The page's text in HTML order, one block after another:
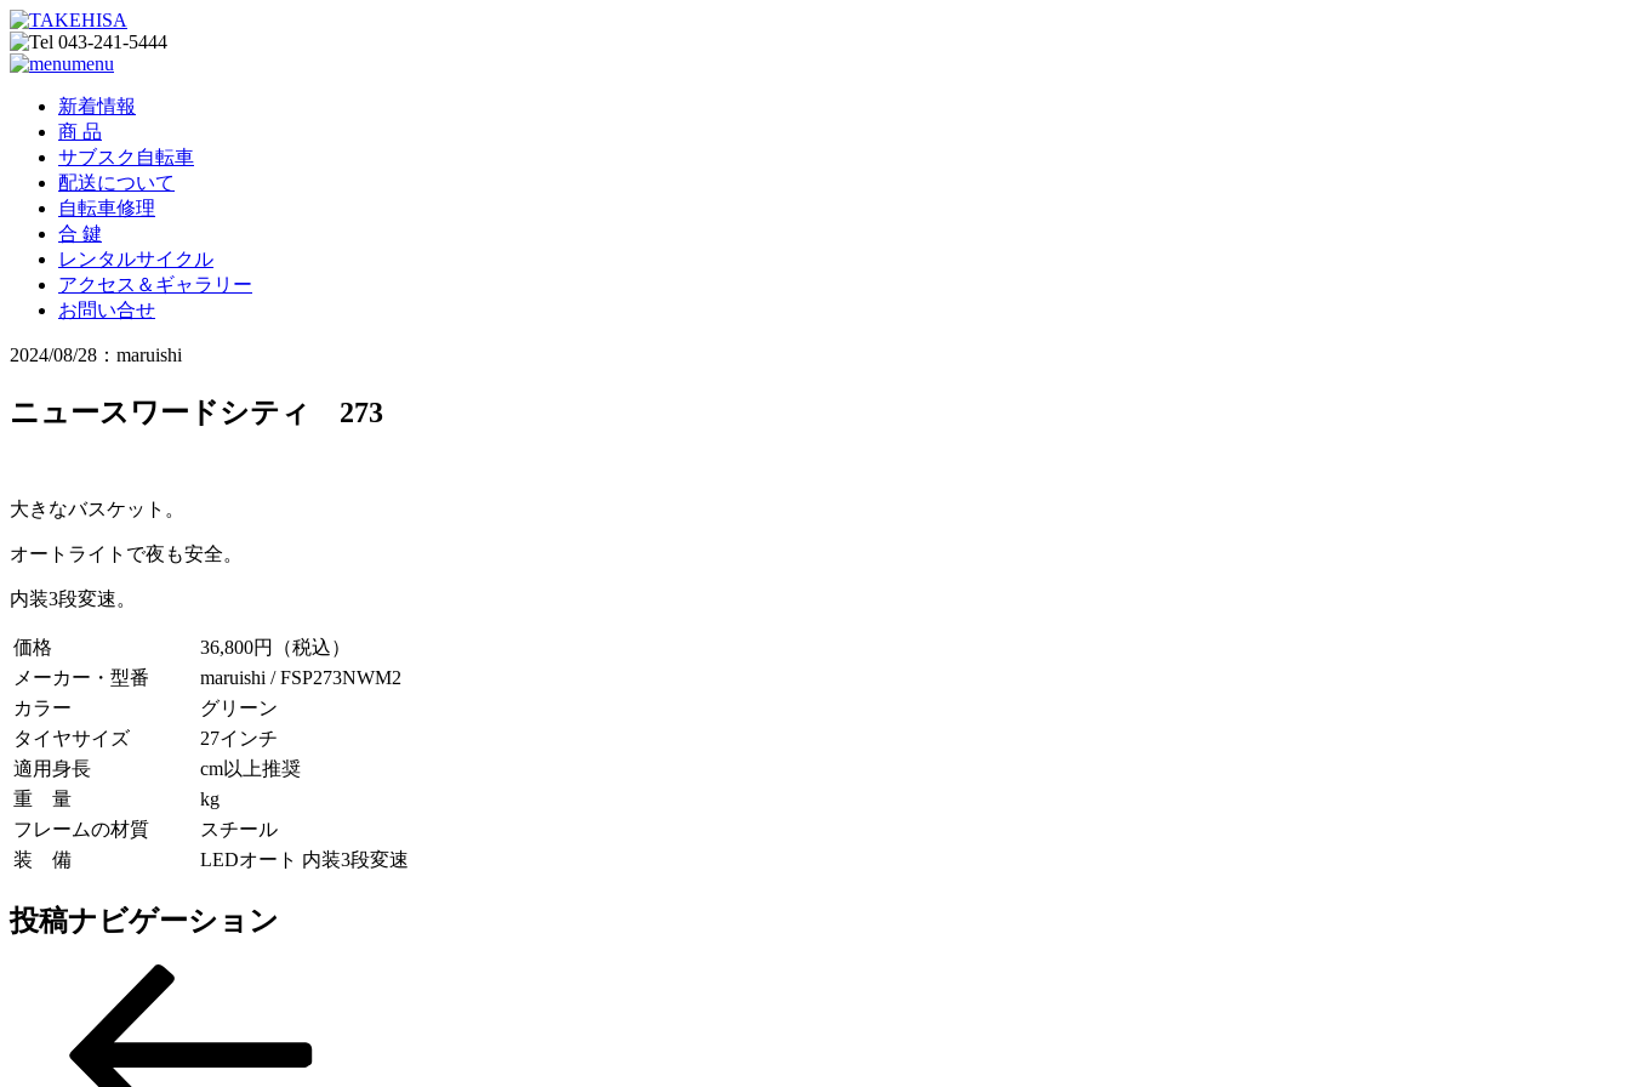
menu
新着情報
商 品
サブスク自転車
配送について
自転車修理
合 鍵
レンタルサイクル
アクセス＆ギャラリー
お問い合せ
2024/08/28：maruishi
ニュースワードシティ 273
大きなバスケット。
オートライトで夜も安全。
内装3段変速。
価格
36,800円（税込）
メーカー・型番
maruishi / FSP273NWM2
カラー
グリーン
タイヤサイズ
27インチ
適用身長
cm以上推奨
重 量
kg
フレームの材質
スチール
装 備
LEDオート 内装3段変速
投稿ナビゲーション